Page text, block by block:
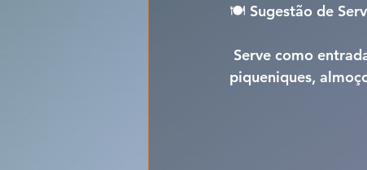
🍽️ Sugestão de
piqueniques,